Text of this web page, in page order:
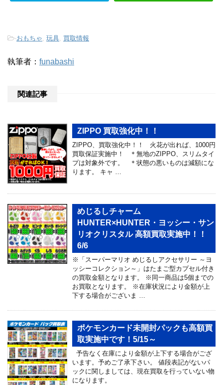
-おもちゃ 玩具 買取情報
執筆者： funabashi
関連記事
ZIPPO 買取強化中！！
ZIPPO、買取強化中！！ 火花が出れば、1000円
買取保証実施中！ ＊無地のZIPPO、スリムタイ
プは対象外です。 ＊状態の悪いものは減額にな
ります。 キャ …
めじるしチャーム
HUNTER×HUNTER・ヨッシー・サン
リオクリスタル 高額買取実施中！！
6/6
※「スーパーマリオ めじるしアクセサリー ～ヨ
ッシーコレクション～」はたまご型カプセル付き
の買取金額となります。 ※同一商品は5個までの
お買取となります。 ※在庫状況により金額が上
下する場合がございま …
ポケモンカード未開封パックも高額買
取実施中です！5/15～
予告なく在庫により金額が上下する場合がござ
います。予めご了承下さい。 値段表記がないパ
ックに関しましては、現在買取を行っていない物
になります。